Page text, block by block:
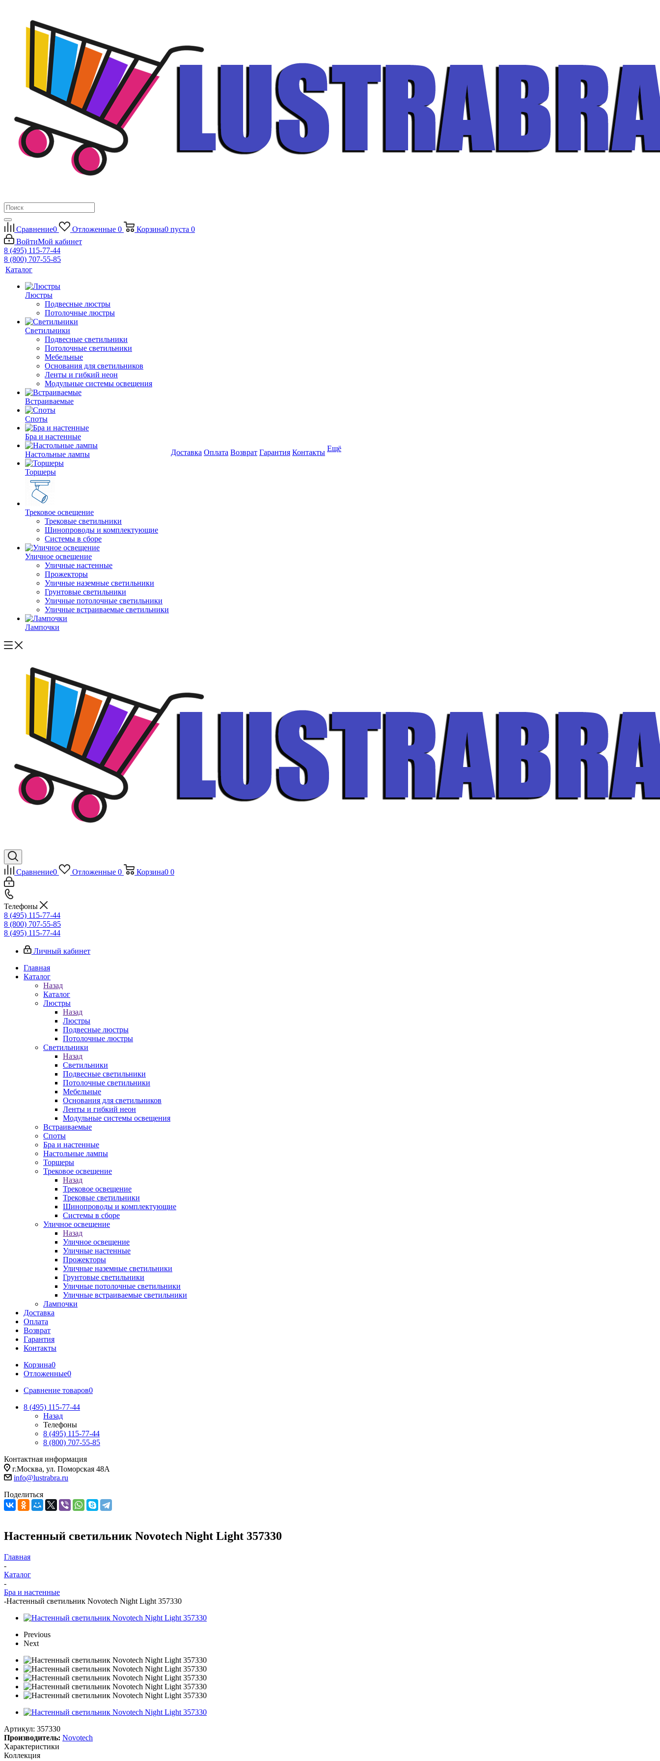
Сравнение0 Отложенные 0 Корзина0 пуста 0
ВойтиМой кабинет
8 (495) 115-77-44
8 (800) 707-55-85
Каталог
Люстры
Подвесные люстры
Потолочные люстры
Светильники
Подвесные светильники
Потолочные светильники
Мебельные
Основания для светильников
Ленты и гибкий неон
Модульные системы освещения
Встраиваемые
Споты
Бра и настенные
Настольные лампы
Торшеры
Трековое освещение
Трековые светильники
Шинопроводы и комплектующие
Системы в сборе
Уличное освещение
Уличные настенные
Прожекторы
Уличные наземные светильники
Грунтовые светильники
Уличные потолочные светильники
Уличные встраиваемые светильники
Лампочки
Доставка Оплата Возврат Гарантия Контакты Ещё
Сравнение0 Отложенные 0 Корзина0 0
Телефоны
8 (495) 115-77-44
8 (800) 707-55-85
8 (495) 115-77-44
Личный кабинет
Главная
Каталог
Назад
Каталог
Люстры
Назад
Люстры
Подвесные люстры
Потолочные люстры
Светильники
Назад
Светильники
Подвесные светильники
Потолочные светильники
Мебельные
Основания для светильников
Ленты и гибкий неон
Модульные системы освещения
Встраиваемые
Споты
Бра и настенные
Настольные лампы
Торшеры
Трековое освещение
Назад
Трековое освещение
Трековые светильники
Шинопроводы и комплектующие
Системы в сборе
Уличное освещение
Назад
Уличное освещение
Уличные настенные
Прожекторы
Уличные наземные светильники
Грунтовые светильники
Уличные потолочные светильники
Уличные встраиваемые светильники
Лампочки
Доставка
Оплата
Возврат
Гарантия
Контакты
Корзина0
Отложенные0
Сравнение товаров0
8 (495) 115-77-44
Назад
Телефоны
8 (495) 115-77-44
8 (800) 707-55-85
Контактная информация
г.Москва, ул. Поморская 48А
info@lustrabra.ru
Поделиться
Настенный светильник Novotech Night Light 357330
Главная
-
Каталог
-
Бра и настенные
-Настенный светильник Novotech Night Light 357330
Previous
Next
Артикул: 357330
Производитель: Novotech
Характеристики
Коллекция